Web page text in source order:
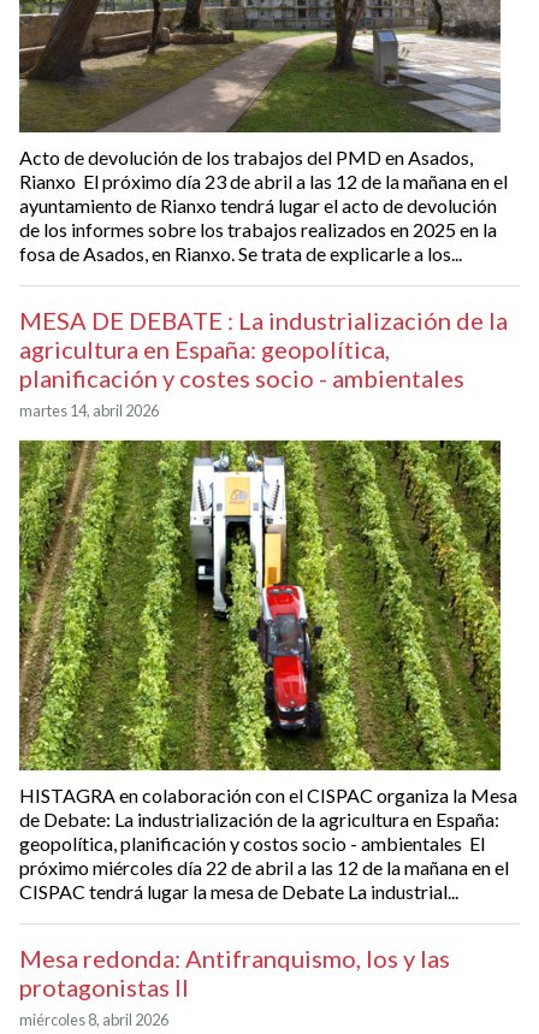
Acto de devolución de los trabajos del PMD en Asados,
Rianxo El próximo día 23 de abril a las 12 de la mañana en el
ayuntamiento de Rianxo tendrá lugar el acto de devolución
de los informes sobre los trabajos realizados en 2025 en la
fosa de Asados, en Rianxo. Se trata de explicarle a los...
MESA DE DEBATE : La industrialización de la
agricultura en España: geopolítica,
planificación y costes socio - ambientales
martes 14, abril 2026
HISTAGRA en colaboración con el CISPAC organiza la Mesa
de Debate: La industrialización de la agricultura en España:
geopolítica, planificación y costos socio - ambientales El
próximo miércoles día 22 de abril a las 12 de la mañana en el
CISPAC tendrá lugar la mesa de Debate La industrial...
Mesa redonda: Antifranquismo, los y las
protagonistas II
miércoles 8, abril 2026